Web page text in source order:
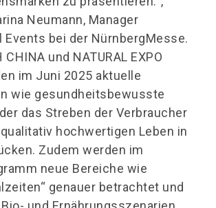
Neumann, Manager
Events bei der NürnbergMesse.
CHINA und NATURAL EXPO
im Juni 2025 aktuelle
wie gesundheitsbewusste
das Streben der Verbraucher
hochwertigen Leben in
Zudem werden im
neue Bereiche wie
genauer betrachtet und